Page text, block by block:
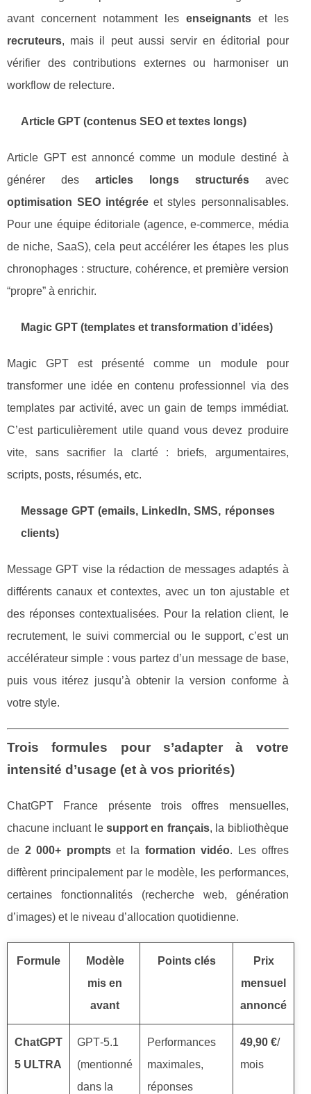
avant concernent notamment les enseignantset les
recruteurs, mais il peut aussi servir en éditorial pour
vérifier des contributions externes ou harmoniser un
workflow de relecture.
Article GPT (contenus SEO et textes longs)
Article GPT est annoncé comme un module destiné à
générer des articles longs structurésavec
optimisation SEO intégrée et styles personnalisables.
Pour une équipe éditoriale (agence, e-commerce, média
de niche, SaaS), cela peut accélérer les étapes les plus
chronophages : structure, cohérence, et première version
“propre” à enrichir.
Magic GPT (templates et transformation d’idées)
Magic GPT est présenté comme un module pour
transformer une idée en contenu professionnel via des
templates par activité, avec un gain de temps immédiat.
C’est particulièrement utile quand vous devez produire
vite, sans sacrifier la clarté : briefs, argumentaires,
scripts, posts, résumés, etc.
Message GPT (emails, LinkedIn, SMS, réponses
clients)
Message GPT vise la rédaction de messages adaptés à
différents canaux et contextes, avec un ton ajustable et
des réponses contextualisées. Pour la relation client, le
recrutement, le suivi commercial ou le support, c’est un
accélérateur simple : vous partez d’un message de base,
puis vous itérez jusqu’à obtenir la version conforme à
votre style.
Trois formules pour s’adapter à votre
intensité d’usage (et à vos priorités)
ChatGPT France présente trois offres mensuelles,
chacune incluant lesupport en français, la bibliothèque
de 2 000+ promptset la formation vidéo. Les offres
diffèrent principalement par le modèle, les performances,
certaines fonctionnalités (recherche web, génération
d’images) et le niveau d’allocation quotidienne.
Formule
Modèle
mis en
avant
Points clés
Prix
mensuel
annoncé
ChatGPT
5 ULTRA
GPT‑5.1
(mentionné
dans la
Performances
maximales,
réponses
49,90 €/
mois